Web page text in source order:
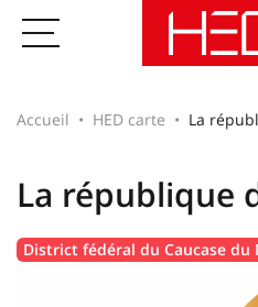
Accueil HED carte La
La république
District fédéral du Caucase du